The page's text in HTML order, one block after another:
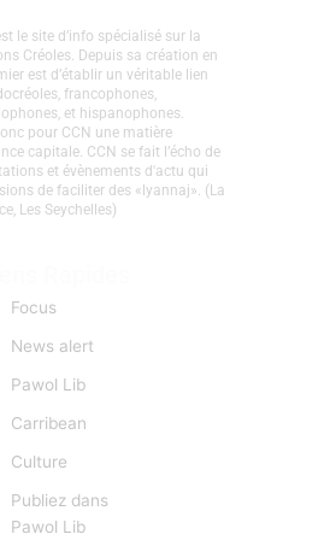
le site d’info spécialisé sur la
Créoles. Depuis sa création en
est d’établir un véritable lien
francophones,
de faciliter des «lyannaj». (La
Rapides
Focus
News alert
Pawol Lib